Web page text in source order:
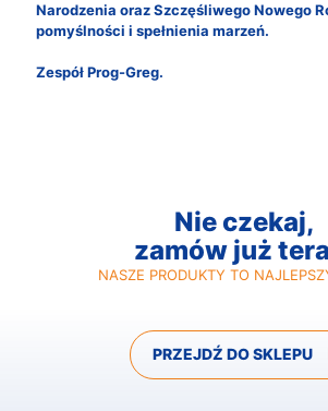
Narodzenia oraz Szczęśliwego Nowego
pomyślności i spełnienia marzeń.
Zespół Prog-Greg.
Nie czekaj,
zamów już
NASZE PRODUKTY TO
PRZEJDŹ DO SKLEPU